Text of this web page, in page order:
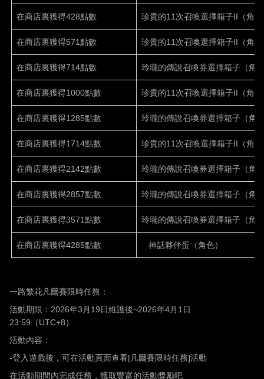
在商店裏獲得428點數 珍貴的11次召喚選擇箱子II（角
在商店裏獲得571點數 珍貴的11次召喚選擇箱子II（角
在商店裏獲得714點數 玲瓏的傳說召喚券選擇箱子（角
在商店裏獲得1000點數 珍貴的11次召喚選擇箱子II（角
在商店裏獲得1285點數 玲瓏的傳說召喚券選擇箱子（角
在商店裏獲得1714點數 珍貴的11次召喚選擇箱子II（角
在商店裏獲得2142點數 玲瓏的傳說召喚券選擇箱子（角
在商店裏獲得2857點數 玲瓏的傳說召喚券選擇箱子（角
在商店裏獲得3571點數 玲瓏的傳說召喚券選擇箱子（角
在商店裏獲得4285點數 神話夥伴蛋（角色）
一路繁花凡爾賽限時任務：
活動期限： 2026年3 月 19日維護後~2026年4月 1 日
23:59 （UTC+8）
活動內容：
-登入遊戲後，可在活動頁面查看[凡爾賽限時任務]活動
在活動期間內完成任務，獲取豐富的活動獎勵吧